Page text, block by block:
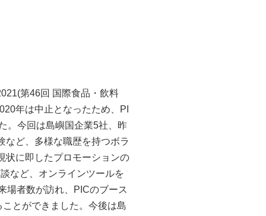
第46回 国際食品・飲料
年は中止となったため、
PI
。今回は島嶼国企業5社、昨
など、多様な職歴を持つボラ
状に即したプロモーションの
など、オンラインツールを
場者数が訪れ、 PICのブース
とができました。今後は島